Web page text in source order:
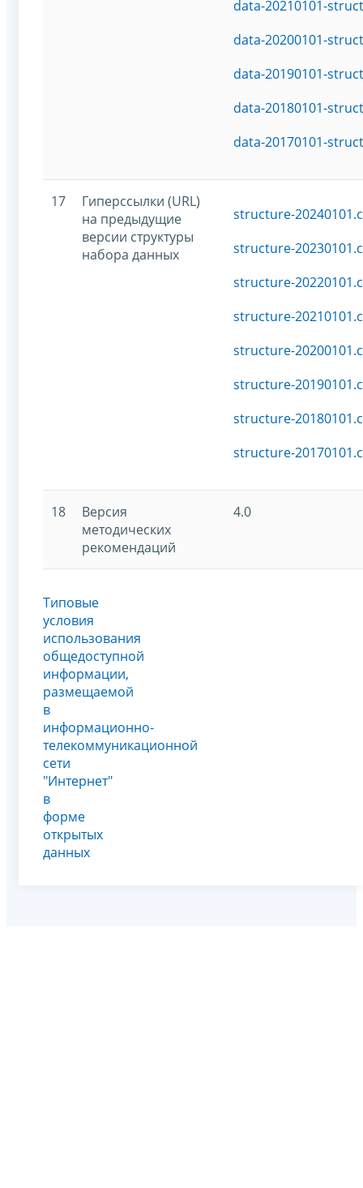
data-20210101-
data-20200101-
data-20190101-
data-20180101-
data-20170101-
17
Гиперссылки (URL)
на предыдущие
версии структуры
набора данных
structure-
structure-
structure-
structure-
structure-
structure-
structure-
structure-
18
Версия
методических
рекомендаций
4.0
Типовые
условия
использования
общедоступной
информации,
размещаемой
в
информационно-
телекоммуникационной
сети
"Интернет"
в
форме
открытых
данных